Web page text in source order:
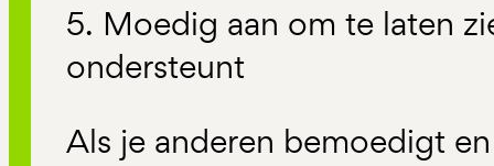
5. Moedig aan om te laten
ondersteunt
Als je anderen bemoedigt